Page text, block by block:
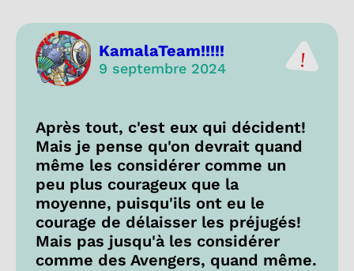
KamalaTeam!!!!!
9 septembre 2024
Après tout, c'est eux qui décident!
Mais je pense qu'on devrait quand
même les considérer comme un
peu plus courageux que la
moyenne, puisqu'ils ont eu le
courage de délaisser les préjugés!
Mais pas jusqu'à les considérer
comme des Avengers, quand même.